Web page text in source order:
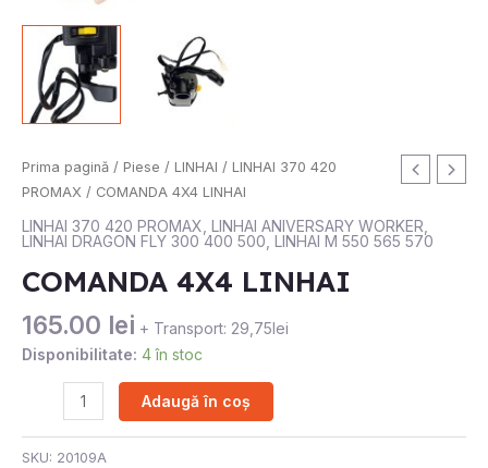
Prima pagină / Piese / LINHAI / LINHAI 370 420
PROMAX / COMANDA 4X4 LINHAI
LINHAI 370 420 PROMAX LINHAI ANIVERSARY WORKER
LINHAI DRAGON FLY 300 400 500 LINHAI M 550 565 570
COMANDA 4X4 LINHAI
165.00 lei + Transport: 29,75lei
Disponibilitate: 4 în stoc
Cantitate
COMANDA
4X4
LINHAI
Adaugă în coș
SKU: 20109A